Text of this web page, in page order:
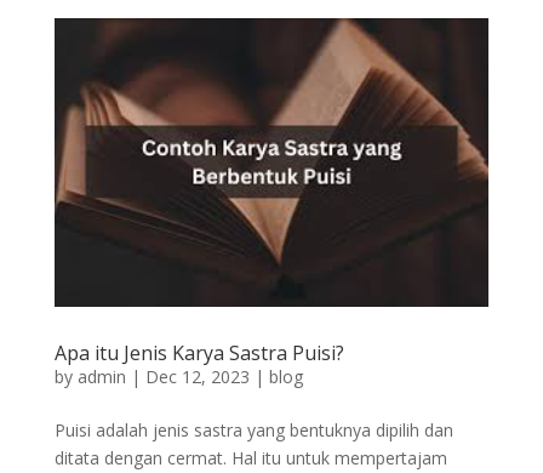
Apa itu Jenis Karya Sastra Puisi?
by admin | Dec 12, 2023 | blog
Puisi adalah jenis sastra yang bentuknya dipilih dan
ditata dengan cermat. Hal itu untuk mempertajam